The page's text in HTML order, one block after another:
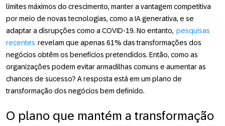
limites máximos do crescimento, manter a vantagem competitiva
por meio de novas tecnologias, como a IA generativa, e se
adaptar a disrupções como a COVID-19. No entanto, pesquisas
recentes revelam que apenas 61% das transformações dos
negócios obtêm os benefícios pretendidos. Então, como as
organizações podem evitar armadilhas comuns e aumentar as
chances de sucesso? A resposta está em um plano de
transformação dos negócios bem definido.
O plano que mantém a transformação